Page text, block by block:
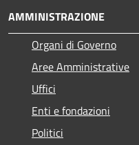
AMMINISTRAZIONE
Organi di Governo
Aree Amministrative
Uffici
Enti e fondazioni
Politici